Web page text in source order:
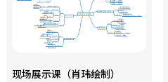
现场展示课（肖玮绘制）